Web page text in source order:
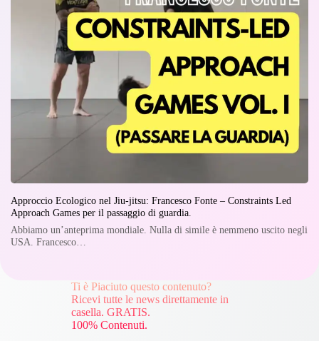
Approccio Ecologico nel Jiu-jitsu: Francesco Fonte – Constraints Led
Approach Games per il passaggio di guardia.
Abbiamo un’anteprima mondiale. Nulla di simile è nemmeno uscito negli
USA. Francesco…
Ti è Piaciuto questo contenuto?
Ricevi tutte le news direttamente in
casella. GRATIS.
100% Contenuti.